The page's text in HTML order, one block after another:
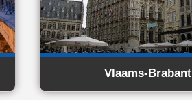
Vlaams-Brabant